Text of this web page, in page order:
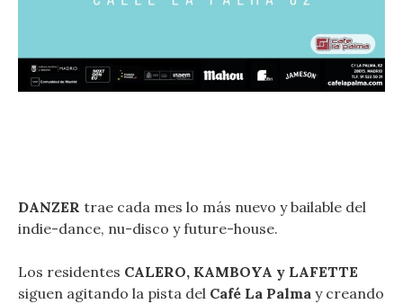
DANZER trae cada mes lo más nuevo y bailable del
indie-dance, nu-disco y future-house.
Los residentes CALERO, KAMBOYA y LAFETTE
siguen agitando la pista del Café La Palma y creando